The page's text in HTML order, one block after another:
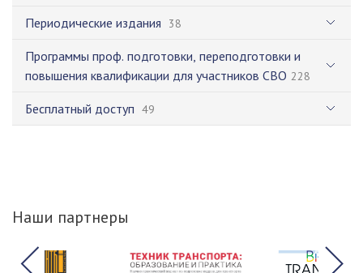
Периодические издания 38
Программы проф. подготовки, переподготовки и
повышения квалификации для участников СВО 228
Бесплатный доступ 49
Наши партнеры